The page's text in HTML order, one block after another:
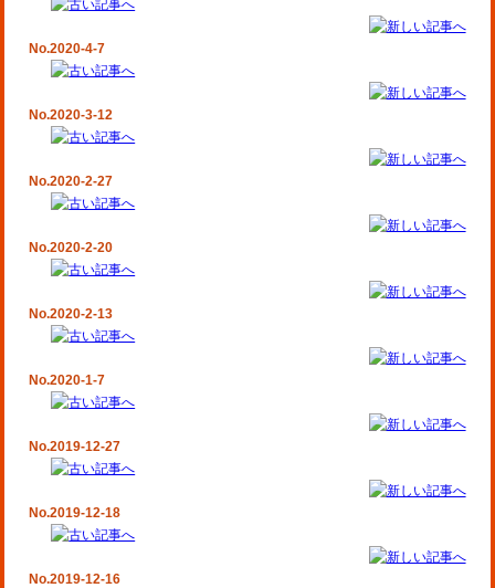
No.2020-4-7
No.2020-3-12
No.2020-2-27
No.2020-2-20
No.2020-2-13
No.2020-1-7
No.2019-12-27
No.2019-12-18
No.2019-12-16